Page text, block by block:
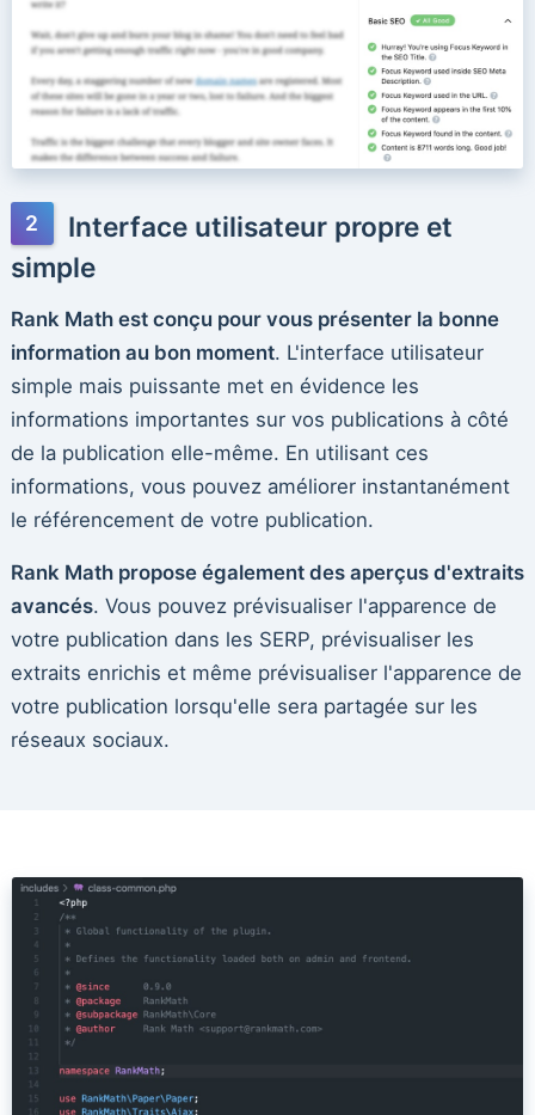
Interface utilisateur propre et
simple
Rank Math est conçu pour vous présenter la bonne
information au bon moment. L'interface utilisateur
simple mais puissante met en évidence les
informations importantes sur vos publications à côté
de la publication elle-même. En utilisant ces
informations, vous pouvez améliorer instantanément
le référencement de votre publication.
Rank Math propose également des aperçus d'extraits
avancés. Vous pouvez prévisualiser l'apparence de
votre publication dans les SERP, prévisualiser les
extraits enrichis et même prévisualiser l'apparence de
votre publication lorsqu'elle sera partagée sur les
réseaux sociaux.